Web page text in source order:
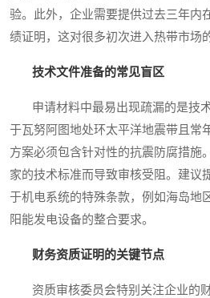
验。此外，企业需要提供过去三年内
绩证明，这对很多初次进入热带市场
技术文件准备的常见盲区
申请材料中最易出现疏漏的是技
于瓦努阿图地处环太平洋地震带且常
方案必须包含针对性的抗震防腐措施
家的技术标准而导致审核受阻。建议
于机电系统的特殊条款，例如海岛地
阳能发电设备的整合要求。
财务资质证明的关键节点
资质审核委员会特别关注企业的财